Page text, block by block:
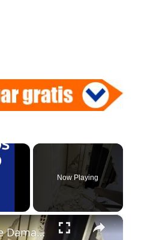
×
Video
Now Playing
×
Earthquake Damage Rips through Los Palos Grandes Apartment Tower